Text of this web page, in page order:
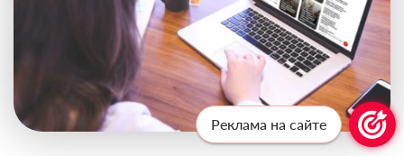
Реклама на сайте